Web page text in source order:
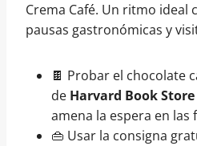
Crema Café. Un ritmo ideal
pausas gastronómicas y
🍫 Probar el chocolate
de Harvard Book Store
amena la espera en las
👜 Usar la consigna